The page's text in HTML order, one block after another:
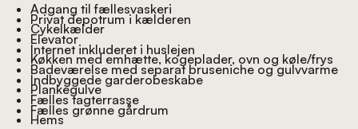
Adgang til fællesvaskeri
Privat depotrum i kælderen
Cykelkælder
Elevator
Internet inkluderet i huslejen
Køkken med emhætte, kogeplader, ovn og køle/frys
Badeværelse med separat bruseniche og gulvvarme
Indbyggede garderobeskabe
Plankegulve
Fælles tagterrasse
Fælles grønne gårdrum
Hems